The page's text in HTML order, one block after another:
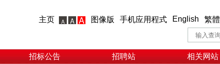
主页 图像版 手机应用程式 English 繁體
招标公告 招聘站 相关网站